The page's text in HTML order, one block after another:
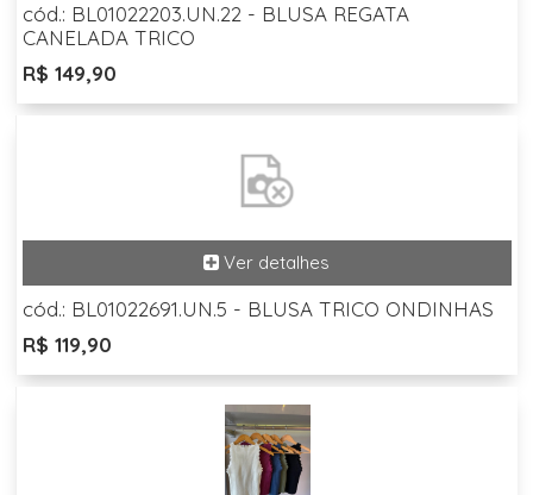
cód.: BL01022203.UN.22 - BLUSA REGATA
CANELADA TRICO
R$ 149,90
cód.: BL01022691.UN.5 - BLUSA TRICO ONDINHAS
R$ 119,90